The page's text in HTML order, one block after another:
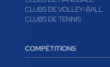
CLUBS DE BASKETBALL
CLUBS DE RUGBY
CLUBS DE HANDBALL
CLUBS DE TENNIS